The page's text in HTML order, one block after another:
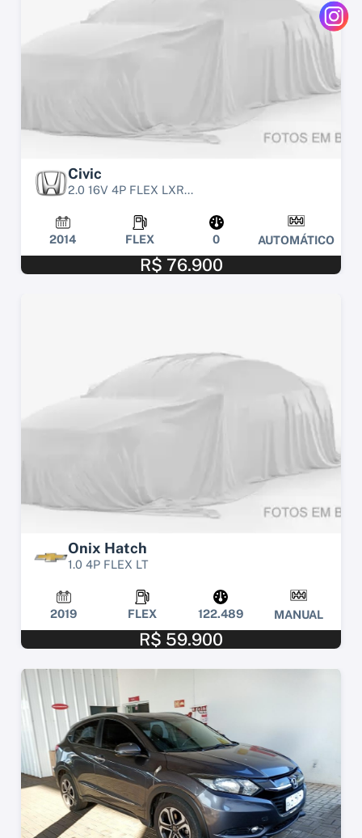
Civic
2.0 16V 4P FLEX LXR...
2014 FLEX 0 AUTOMÁTICO
R$ 76.900
Onix Hatch
1.0 4P FLEX LT
2019 FLEX 122.489 MANUAL
R$ 59.900